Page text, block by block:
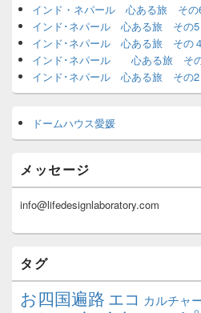
インド・ネパール 心ある旅 その
インド･ネパール 心ある旅 その5
インド･ネパール 心ある旅 その４
インド･ネパール 心ある旅 そ
インド･ネパール 心ある旅 その2
ドームハウス愛媛
メッセージ
info@lifedesignlaboratory.com
タグ
お四国遍路 エコ カルチャ